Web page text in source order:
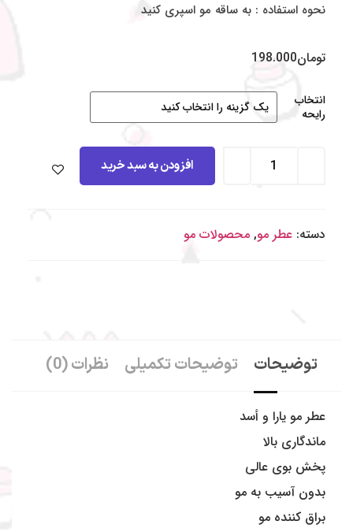
نحوه استفاده : به ساقه مو اسپری کنید
تومان198.000
انتخاب
رایحه
افزودن به سبد خرید
دسته: عطر مو, محصولات مو
توضیحات توضیحات تکمیلی نظرات (0)
عطر مو یارا و أسد
ماندگاری بالا
پخش بوی عالی
بدون آسیب به مو
براق کننده مو